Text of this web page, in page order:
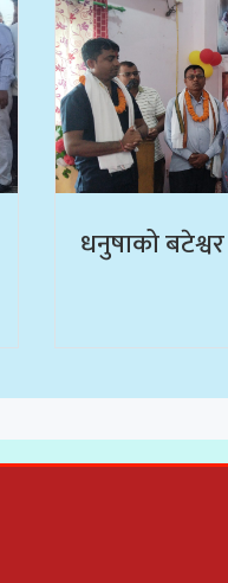
धनुषाको